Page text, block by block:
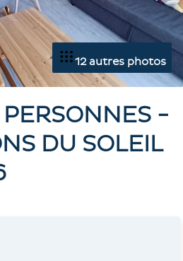
12 autres photos
-
DU SOLEIL